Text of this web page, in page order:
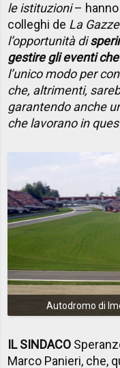
le istituzioni– hanno
colleghi de La
l’opportunità di
gestire gli eventi
l’unico modo per
che, altrimenti,
garantendo anche
che lavorano in
Autodromo di
IL SINDACO
Marco Panieri, che,